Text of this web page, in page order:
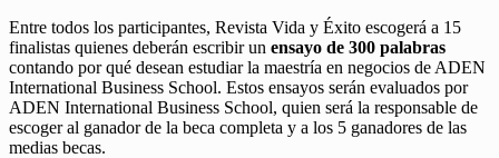
Entre todos los participantes, Revista Vida y Éxito escogerá a 15
finalistas quienes deberán escribir un ensayo de 300 palabras
contando por qué desean estudiar la maestría en negocios de ADEN
International Business School. Estos ensayos serán evaluados por
ADEN International Business School, quien será la responsable de
escoger al ganador de la beca completa y a los 5 ganadores de las
medias becas.